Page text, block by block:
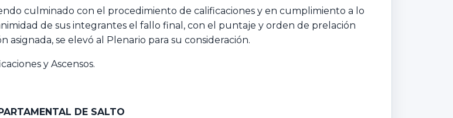
culminado con el procedimiento de calificaciones y en cumplimiento a lo
de sus integrantes el fallo final, con el puntaje y orden de prelación
se elevó al Plenario para su consideración.
y Ascensos.
DE SALTO